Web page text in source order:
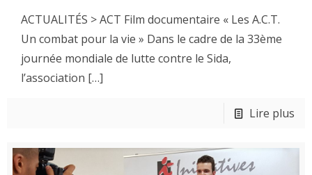
ACTUALITÉS > ACT Film documentaire « Les A.C.T.
Un combat pour la vie » Dans le cadre de la 33ème
journée mondiale de lutte contre le Sida,
l’association […]
Lire plus